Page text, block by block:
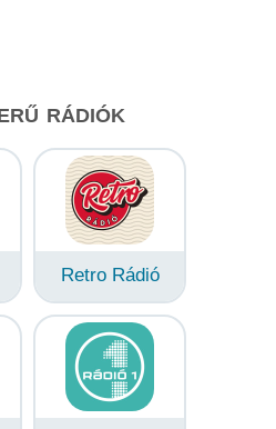
RÁDIÓK
Retro Rádió